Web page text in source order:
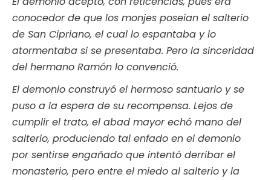
conocedor de que los monjes poseían el salterio
de San Cipriano, el cual lo espantaba y lo
atormentaba si se presentaba. Pero la sinceridad
del hermano Ramón lo convenció.
El demonio construyó el hermoso santuario y se
puso a la espera de su recompensa. Lejos de
cumplir el trato, el abad mayor echó mano del
salterio, produciendo tal enfado en el demonio
por sentirse engañado que intentó derribar el
monasterio, pero entre el miedo al salterio y la